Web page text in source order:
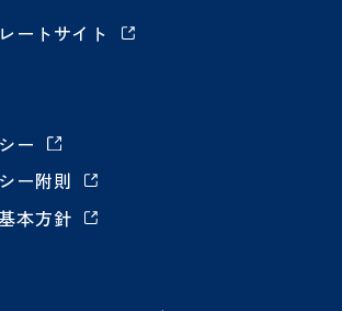
ートサイト
ー
ー附則
本方針